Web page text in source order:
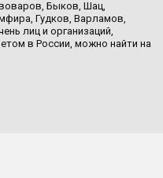
Быков, Шац,
Гудков, Варламов,
лиц и организаций,
в России, можно найти на